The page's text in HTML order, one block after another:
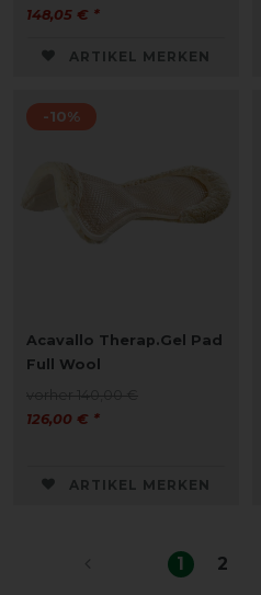
148,05 € *
ARTIKEL MERKEN
-10%
Acavallo Therap.Gel Pad
Full Wool
126,00 € *
ARTIKEL MERKEN
1 2